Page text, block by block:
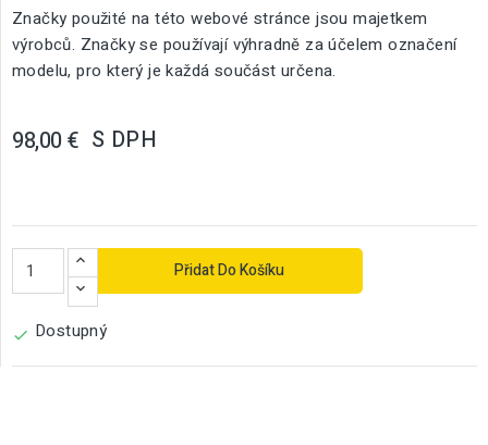
Značky použité na této webové stránce jsou majetkem
výrobců. Značky se používají výhradně za účelem označení
modelu, pro který je každá součást určena.
98,00 € S DPH
Přidat Do Košíku
 Dostupný